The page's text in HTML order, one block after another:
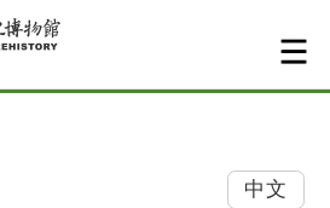
中文